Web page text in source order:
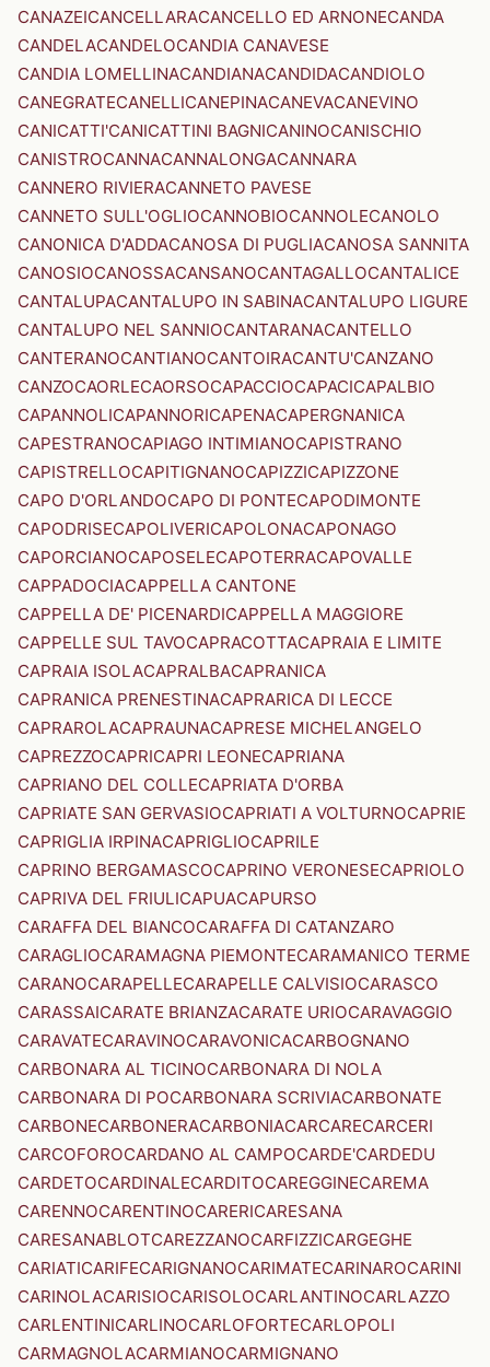
CANAZEICANCELLARACANCELLO ED ARNONECANDA
CANDELACANDELOCANDIA CANAVESE
CANDIA LOMELLINACANDIANACANDIDACANDIOLO
CANEGRATECANELLICANEPINACANEVACANEVINO
CANICATTI'CANICATTINI BAGNICANINOCANISCHIO
CANISTROCANNACANNALONGACANNARA
CANNERO RIVIERACANNETO PAVESE
CANNETO SULL'OGLIOCANNOBIOCANNOLECANOLO
CANONICA D'ADDACANOSA DI PUGLIACANOSA SANNITA
CANOSIOCANOSSACANSANOCANTAGALLOCANTALICE
CANTALUPACANTALUPO IN SABINACANTALUPO LIGURE
CANTALUPO NEL SANNIOCANTARANACANTELLO
CANTERANOCANTIANOCANTOIRACANTU'CANZANO
CANZOCAORLECAORSOCAPACCIOCAPACICAPALBIO
CAPANNOLICAPANNORICAPENACAPERGNANICA
CAPESTRANOCAPIAGO INTIMIANOCAPISTRANO
CAPISTRELLOCAPITIGNANOCAPIZZICAPIZZONE
CAPO D'ORLANDOCAPO DI PONTECAPODIMONTE
CAPODRISECAPOLIVERICAPOLONACAPONAGO
CAPORCIANOCAPOSELECAPOTERRACAPOVALLE
CAPPADOCIACAPPELLA CANTONE
CAPPELLA DE' PICENARDICAPPELLA MAGGIORE
CAPPELLE SUL TAVOCAPRACOTTACAPRAIA E LIMITE
CAPRAIA ISOLACAPRALBACAPRANICA
CAPRANICA PRENESTINACAPRARICA DI LECCE
CAPRAROLACAPRAUNACAPRESE MICHELANGELO
CAPREZZOCAPRICAPRI LEONECAPRIANA
CAPRIANO DEL COLLECAPRIATA D'ORBA
CAPRIATE SAN GERVASIOCAPRIATI A VOLTURNOCAPRIE
CAPRIGLIA IRPINACAPRIGLIOCAPRILE
CAPRINO BERGAMASCOCAPRINO VERONESECAPRIOLO
CAPRIVA DEL FRIULICAPUACAPURSO
CARAFFA DEL BIANCOCARAFFA DI CATANZARO
CARAGLIOCARAMAGNA PIEMONTECARAMANICO TERME
CARANOCARAPELLECARAPELLE CALVISIOCARASCO
CARASSAICARATE BRIANZACARATE URIOCARAVAGGIO
CARAVATECARAVINOCARAVONICACARBOGNANO
CARBONARA AL TICINOCARBONARA DI NOLA
CARBONARA DI POCARBONARA SCRIVIACARBONATE
CARBONECARBONERACARBONIACARCARECARCERI
CARCOFOROCARDANO AL CAMPOCARDE'CARDEDU
CARDETOCARDINALECARDITOCAREGGINECAREMA
CARENNOCARENTINOCARERICARESANA
CARESANABLOTCAREZZANOCARFIZZICARGEGHE
CARIATICARIFECARIGNANOCARIMATECARINAROCARINI
CARINOLACARISIOCARISOLOCARLANTINOCARLAZZO
CARLENTINICARLINOCARLOFORTECARLOPOLI
CARMAGNOLACARMIANOCARMIGNANO